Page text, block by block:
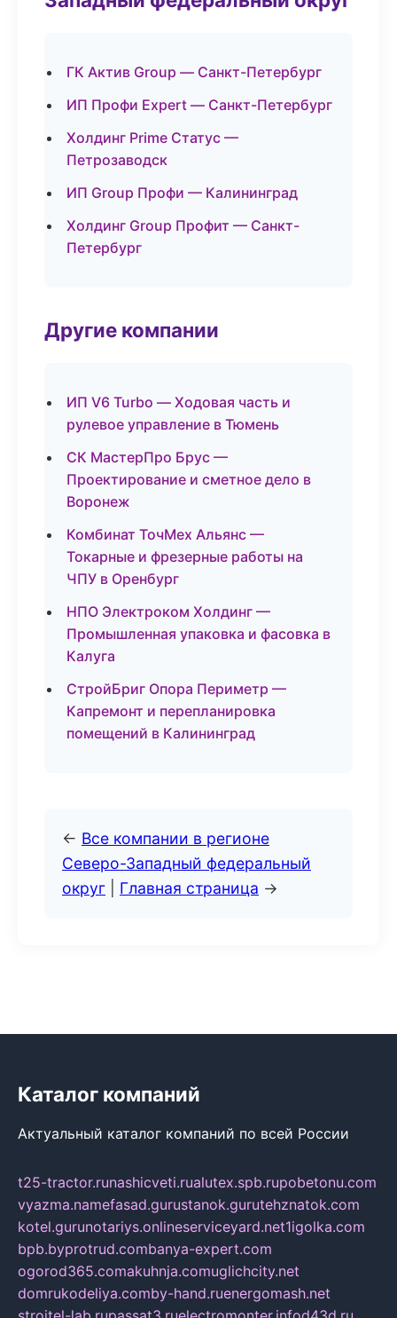
ГК Актив Group — Санкт-Петербург
ИП Профи Expert — Санкт-Петербург
Холдинг Prime Статус —
Петрозаводск
ИП Group Профи — Калининград
Холдинг Group Профит — Санкт-
Петербург
Другие компании
ИП V6 Turbo — Ходовая часть и
рулевое управление в Тюмень
СК МастерПро Брус —
Проектирование и сметное дело в
Воронеж
Комбинат ТочМех Альянс —
Токарные и фрезерные работы на
ЧПУ в Оренбург
НПО Электроком Холдинг —
Промышленная упаковка и фасовка в
Калуга
СтройБриг Опора Периметр —
Капремонт и перепланировка
помещений в Калининград
← Все компании в регионе
Северо-Западный федеральный
округ
Главная страница →
Каталог компаний
Актуальный каталог компаний по всей России
t25-tractor.runashicveti.rualutex.spb.rupobetonu.com
vyazma.namefasad.gurustanok.gurutehznatok.com
kotel.gurunotariys.onlineserviceyard.net1igolka.com
bpb.byprotrud.combanya-expert.com
ogorod365.comakuhnja.comuglichcity.net
domrukodeliya.comby-hand.ruenergomash.net